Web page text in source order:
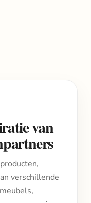
van
verschillende